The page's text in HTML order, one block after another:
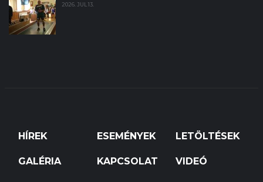
2026. JUL 13.
HÍREK ESEMÉNYEK LETÖLTÉSEK
GALÉRIA KAPCSOLAT VIDEÓ